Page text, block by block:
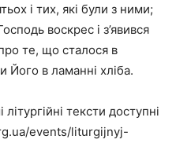
і тих, які були з ними;
воскрес і з’явився
те, що сталося в
Його в ламанні хліба.
літургійні тексти доступні
events/liturgijnyj-